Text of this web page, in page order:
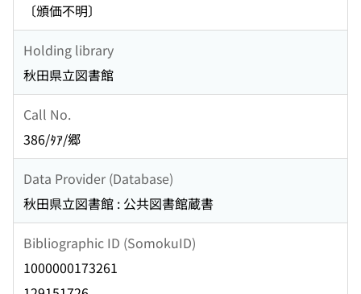
〔頒価不明〕
Holding library
秋田県立図書館
Call No.
386/ﾀｱ/郷
Data Provider (Database)
秋田県立図書館 : 公共図書館蔵書
Bibliographic ID (SomokuID)
1000000173261